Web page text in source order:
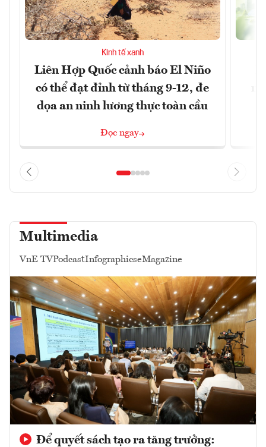
Kinh tế xanh
Liên Hợp Quốc cảnh báo El Niño
có thể đạt đỉnh từ tháng 9-12, đe
dọa an ninh lương thực toàn cầu
Đọc ngay
Multimedia
VnE TVPodcastInfographicseMagazine
Để quyết sách tạo ra tăng trưởng: